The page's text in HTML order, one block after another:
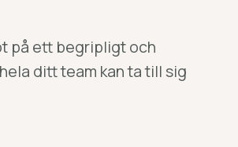
på ett begripligt och
ditt team kan ta till sig